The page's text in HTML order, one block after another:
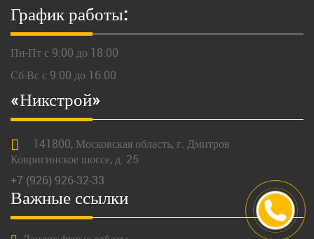
График работы:
Пн-Пт с 9:00 до 18:00
Сб-Вс с 9:00 до 16:00
«Никстрой»
141800, Московская область, г. Дмитров
Ковригинское шоссе, д. 25
+7 (926) 926-32-33
Важные ссылки